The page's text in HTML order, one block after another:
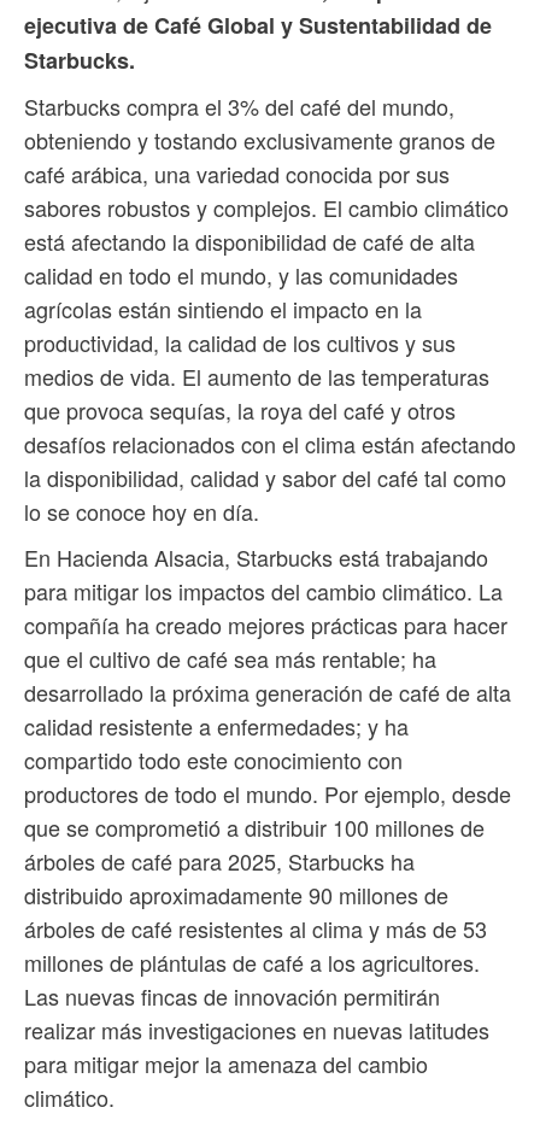
ejecutiva de Café Global y Sustentabilidad de
Starbucks.
Starbucks compra el 3% del café del mundo,
obteniendo y tostando exclusivamente granos de
café arábica, una variedad conocida por sus
sabores robustos y complejos. El cambio climático
está afectando la disponibilidad de café de alta
calidad en todo el mundo, y las comunidades
agrícolas están sintiendo el impacto en la
productividad, la calidad de los cultivos y sus
medios de vida. El aumento de las temperaturas
que provoca sequías, la roya del café y otros
desafíos relacionados con el clima están afectando
la disponibilidad, calidad y sabor del café tal como
lo se conoce hoy en día.
En Hacienda Alsacia, Starbucks está trabajando
para mitigar los impactos del cambio climático. La
compañía ha creado mejores prácticas para hacer
que el cultivo de café sea más rentable; ha
desarrollado la próxima generación de café de alta
calidad resistente a enfermedades; y ha
compartido todo este conocimiento con
productores de todo el mundo. Por ejemplo, desde
que se comprometió a distribuir 100 millones de
árboles de café para 2025, Starbucks ha
distribuido aproximadamente 90 millones de
árboles de café resistentes al clima y más de 53
millones de plántulas de café a los agricultores.
Las nuevas fincas de innovación permitirán
realizar más investigaciones en nuevas latitudes
para mitigar mejor la amenaza del cambio
climático.